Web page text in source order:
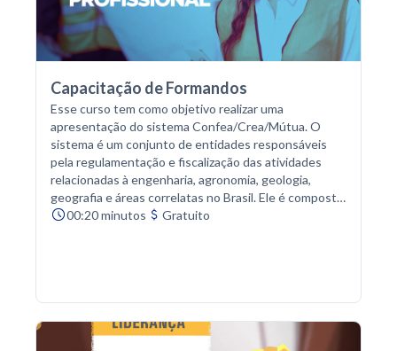
Capacitação de Formandos
Esse curso tem como objetivo realizar uma
apresentação do sistema Confea/Crea/Mútua. O
sistema é um conjunto de entidades responsáveis
pela regulamentação e fiscalização das atividades
relacionadas à engenharia, agronomia, geologia,
geografia e áreas correlatas no Brasil. Ele é composto
por três instituições: o Conselho Federal de
00:20 minutos Gratuito